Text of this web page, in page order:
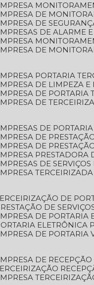
EMPRESA
EMPRESA DE
EMPRESA DE
EMPRESAS DE
EMPRESA
EMPRESA DE
EMPRESA PORTARIA
EMPRESA DE LIMPEZA
EMPRESA DE PORTARIA
EMPRESA DE
EMPRESAS DE
EMPRESA DE
EMPRESA DE
EMPRESA
EMPRESAS DE
EMPRESA
TERCEIRIZAÇÃO DE
PRESTAÇÃO DE
EMPRESA DE PORTARIA
PORTARIA
EMPRESA DE PORTARIA
EMPRESA DE
TERCEIRIZAÇÃO
EMPRESA